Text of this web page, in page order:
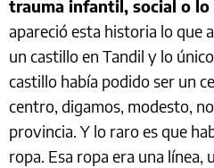
trauma infantil, social o lo
apareció esta historia lo que
un castillo en Tandil y lo
castillo había podido ser un
centro, digamos, modesto,
provincia. Y lo raro es que
ropa. Esa ropa era una línea,